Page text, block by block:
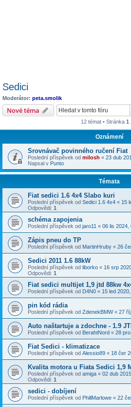
Sedici
Moderátor: peta.smolik
Nové téma
12 témat • Stránka 1
Oznámení
Srovnávač povinného ručení Fiat
Poslední příspěvek od milosh « 23 dub
Napsal v Punto
Témata
Fiat sedici 1.6 4x4 Slabo kuri
Poslední příspěvek od Sedici 1.6 4x4 « 15
Odpovědi: 1
schéma zapojenia
Poslední příspěvek od jaro11 « 06 lis 2024,
Zápis pneu do TP
Poslední příspěvek od MartinHruby « 26
Sedici 2011 1.6 88kW
Poslední příspěvek od liborko « 16 srp
Odpovědi: 1
Fiat sedici multijet 1,9 jtd 88kw
Poslední příspěvek od D4N0 « 15 led
pin kód rádia
Poslední příspěvek od ZdenekBMW« 27
Auto naštartuje a zdochne - 1.9
Poslední příspěvek od BerahtNord « 28
Fiat Sedici - klimatizace
Poslední příspěvek od Alessio89 « 18 čer
Kvalita motora u Fiata Sedici 1,9
Poslední příspěvek od amiga « 02 dub
Odpovědi: 1
sedici - dobíjení
Poslední příspěvek od PhillMarlowe « 22